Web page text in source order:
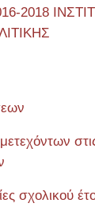
2018
σχολικού